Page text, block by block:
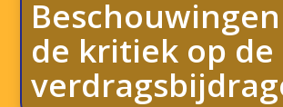
de kritiek op de